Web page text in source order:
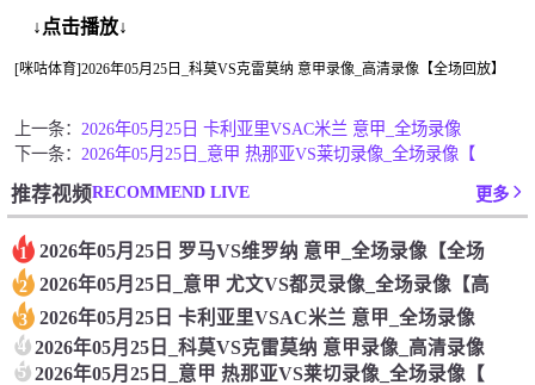
足球速报
篮球速报
↓点击播放↓
[咪咕体育]2026年05月25日_科莫VS克雷莫纳 意甲录像_高清录像【全场回放】
上一条： 2026年05月25日 卡利亚里VSAC米兰 意甲_全场录像
下一条： 2026年05月25日_意甲 热那亚VS莱切录像_全场录像【
推荐视频RECOMMEND LIVE 更多
1 2026年05月25日 罗马VS维罗纳 意甲_全场录像【全场
2 2026年05月25日_意甲 尤文VS都灵录像_全场录像【高
3 2026年05月25日 卡利亚里VSAC米兰 意甲_全场录像
4 2026年05月25日_科莫VS克雷莫纳 意甲录像_高清录像
5 2026年05月25日_意甲 热那亚VS莱切录像_全场录像【